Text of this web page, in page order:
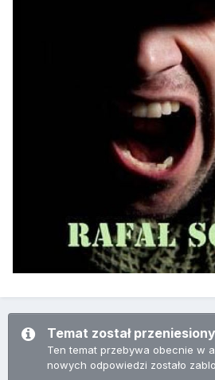
Temat został
Ten temat przebywa obecnie w
nowych odpowiedzi zostało